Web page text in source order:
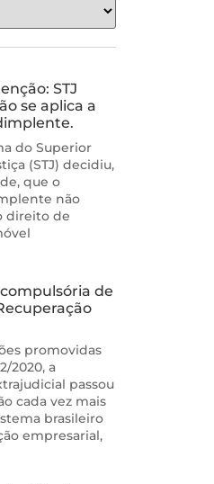
STJ
se aplica a
do Superior
(STJ) decidiu,
que o
não
direito de
de
promovidas
2020, a
passou
cada vez mais
brasileiro
empresarial,